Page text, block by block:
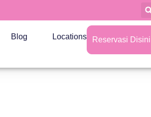
Blog Locations Reservasi Disini